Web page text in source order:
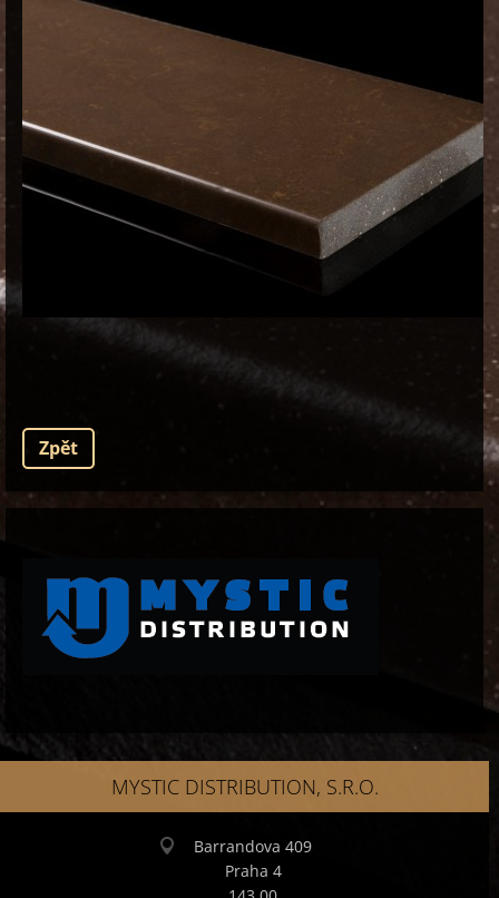
Zpět
MYSTIC DISTRIBUTION, S.R.O.
Barrandova 409
Praha 4